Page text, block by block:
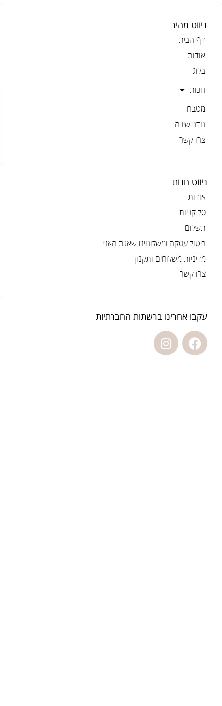
ניווט מהיר
דף הבית
אודות
בלוג
חנות
מטבח
חדר שינה
צרו קשר
ניווט חנות
אודות
סל קניות
תשלום
ביטול עסקה ומשלוחים שאגת הארי
מדיניות משלוחים ותקנון
צרו קשר
עקבו אחרינו ברשתות החברתיות